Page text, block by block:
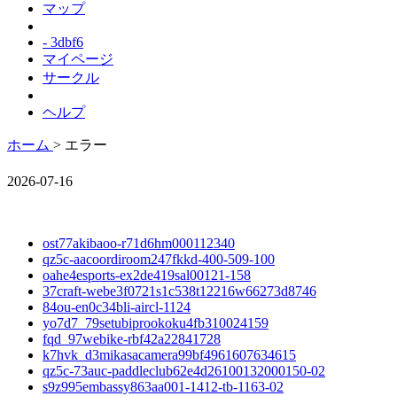
マップ
- 3dbf6
マイページ
サークル
ヘルプ
ホーム > エラー
2026-07-16
ost77akibaoo-r71d6hm000112340
qz5c-aacoordiroom247fkkd-400-509-100
oahe4esports-ex2de419sal00121-158
37craft-webe3f0721s1c538t12216w66273d8746
84ou-en0c34bli-aircl-1124
yo7d7_79setubiprookoku4fb310024159
fqd_97webike-rbf42a22841728
k7hvk_d3mikasacamera99bf4961607634615
qz5c-73auc-paddleclub62e4d26100132000150-02
s9z995embassy863aa001-1412-tb-1163-02